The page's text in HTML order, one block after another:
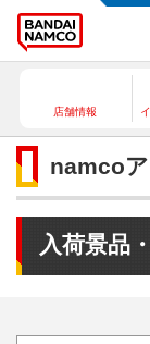
店舗情報
namco
入荷景品